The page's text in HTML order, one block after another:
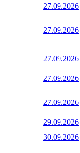
27.09.2026
27.09.2026
27.09.2026
27.09.2026
27.09.2026
29.09.2026
30.09.2026